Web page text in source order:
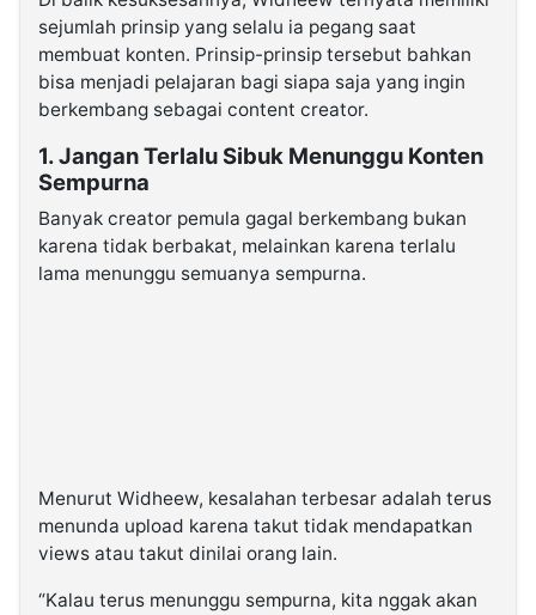
sejumlah prinsip yang selalu ia pegang saat
membuat konten. Prinsip-prinsip tersebut bahkan
bisa menjadi pelajaran bagi siapa saja yang ingin
berkembang sebagai content creator.
1. Jangan Terlalu Sibuk Menunggu Konten
Sempurna
Banyak creator pemula gagal berkembang bukan
karena tidak berbakat, melainkan karena terlalu
lama menunggu semuanya sempurna.
Menurut Widheew, kesalahan terbesar adalah terus
menunda upload karena takut tidak mendapatkan
views atau takut dinilai orang lain.
“Kalau terus menunggu sempurna, kita nggak akan